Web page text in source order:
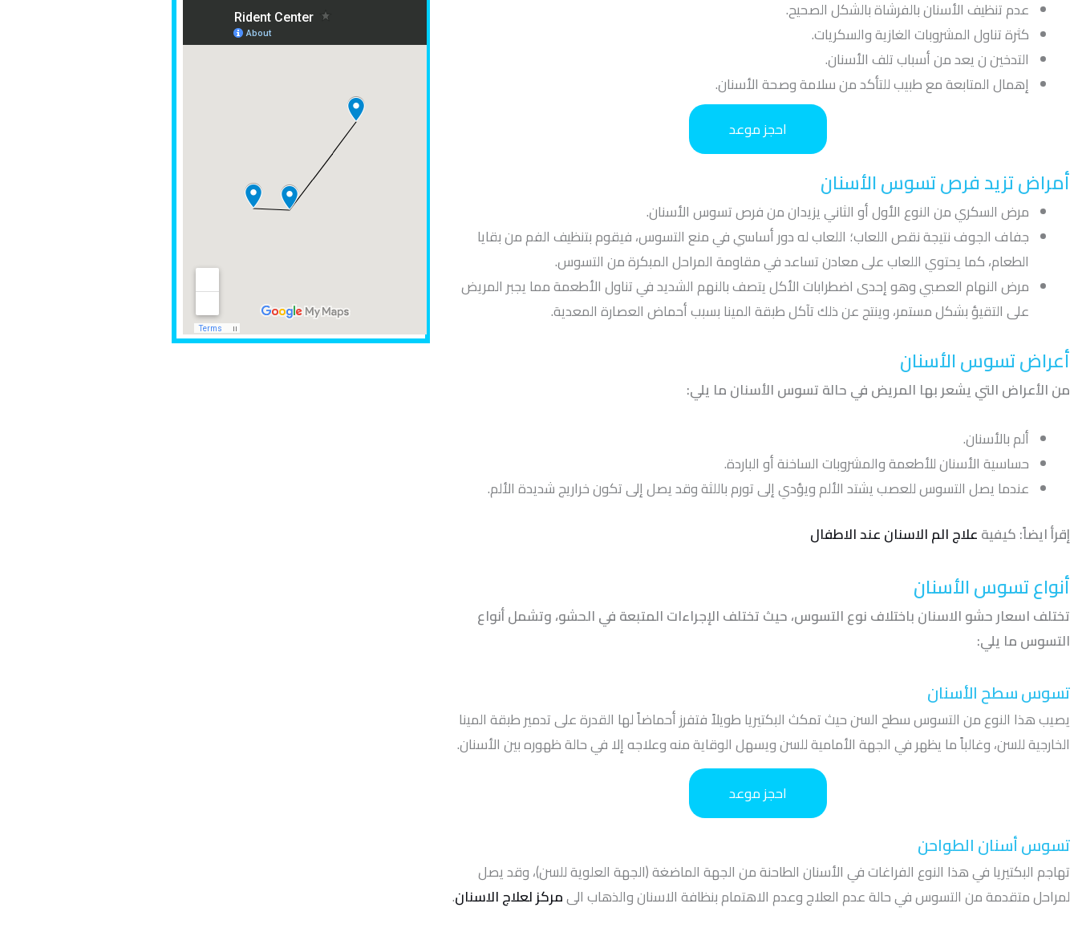
عدم تنظيف الأسنان بالفرشاة بالشكل الصحيح.
كثرة تناول المشروبات الغازية والسكريات.
التدخين ن يعد من أسباب تلف الأسنان.
إهمال المتابعة مع طبيب للتأكد من سلامة وصحة الأسنان.
احجز موعد
أمراض تزيد فرص تسوس الأسنان
مرض السكري من النوع الأول أو الثاني يزيدان من فرص تسوس الأسنان.
جفاف الجوف نتيجة نقص اللعاب؛ اللعاب له دور أساسي في منع التسوس، فيقوم بتنظيف الفم من بقايا
الطعام، كما يحتوي اللعاب على معادن تساعد في مقاومة المراحل المبكرة من التسوس.
مرض النهام العصبي وهو إحدى اضطرابات الأكل يتصف بالنهم الشديد في تناول الأطعمة مما يجبر المريض
على التقيؤ بشكل مستمر، وينتج عن ذلك تآكل طبقة المينا بسبب أحماض العصارة المعدية.
أعراض تسوس الأسنان
من الأعراض التي يشعر بها المريض في حالة تسوس الأسنان ما يلي:
ألم بالأسنان.
حساسية الأسنان للأطعمة والمشروبات الساخنة أو الباردة.
عندما يصل التسوس للعصب يشتد الألم ويؤدي إلى تورم باللثة وقد يصل إلى تكون خراريج شديدة الألم.
إقرأ ايضاً: كيفيةعلاج الم الاسنان عند الاطفال
أنواع تسوس الأسنان
تختلف اسعار حشو الاسنان باختلاف نوع التسوس، حيث تختلف الإجراءات المتبعة في الحشو، وتشمل أنواع
التسوس ما يلي:
تسوس سطح الأسنان
يصيب هذا النوع من التسوس سطح السن حيث تمكث البكتيريا طويلاً فتفرز أحماضاً لها القدرة على تدمير طبقة المينا
الخارجية للسن، وغالباً ما يظهر في الجهة الأمامية للسن ويسهل الوقاية منه وعلاجه إلا في حالة ظهوره بين الأسنان.
احجز موعد
تسوس أسنان الطواحن
تهاجم البكتيريا في هذا النوع الفراغات في الأسنان الطاحنة من الجهة الماضغة (الجهة العلوية للسن)، وقد يصل
لمراحل متقدمة من التسوس في حالة عدم العلاج وعدم الاهتمام بنظافة الاسنان والذهاب الىمركز لعلاج الاسنان.